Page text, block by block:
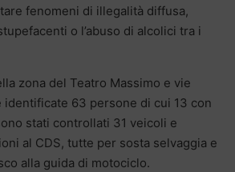
fenomeni di illegalità diffusa,
o l’abuso di alcolici tra i
zona del Teatro Massimo e vie
63 persone di cui 13 con
stati controllati 31 veicoli e
al CDS, tutte per sosta selvaggia e
alla guida di motociclo.